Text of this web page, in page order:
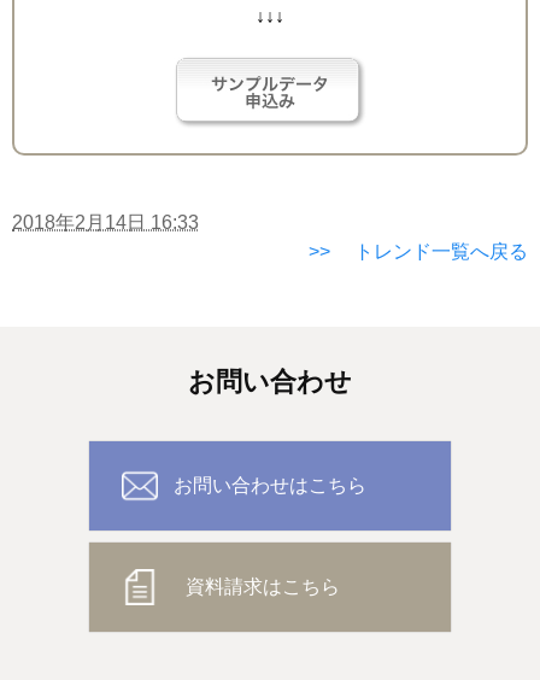
↓↓↓
2018年2月14日 16:33
>> トレンド一覧へ戻る
お問い合わせ
お問い合わせはこちら
資料請求はこちら